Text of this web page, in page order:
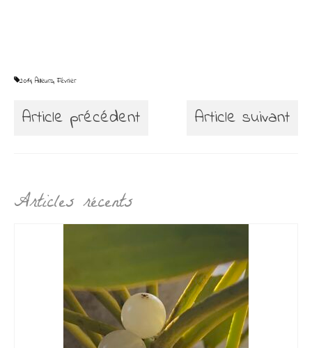
2014, Ailleurs,Février
Article précédent Article suivant
Articles récents